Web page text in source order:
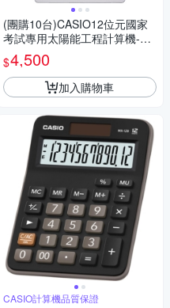
(團購10台)CASIO12位元國家
考試專用太陽能工程計算機-FX
-82SOLARII
$4,500
加入購物車
CASIO計算機品質保證